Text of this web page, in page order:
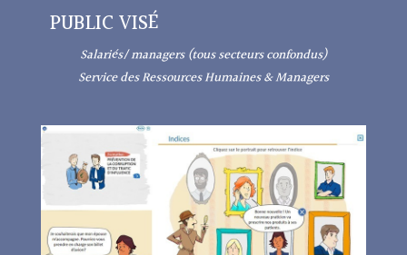
PUBLIC VISÉ
Salariés/ managers (tous secteurs confondus)
Service des Ressources Humaines & Managers